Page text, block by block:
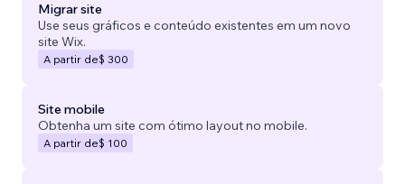
Migrar site
Use seus gráficos e conteúdo existentes em um novo
site Wix.
A partir de$ 300
Site mobile
Obtenha um site com ótimo layout no mobile.
A partir de$ 100